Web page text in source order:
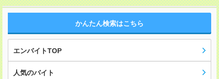
かんたん検索はこちら
エンバイトTOP
人気のバイト